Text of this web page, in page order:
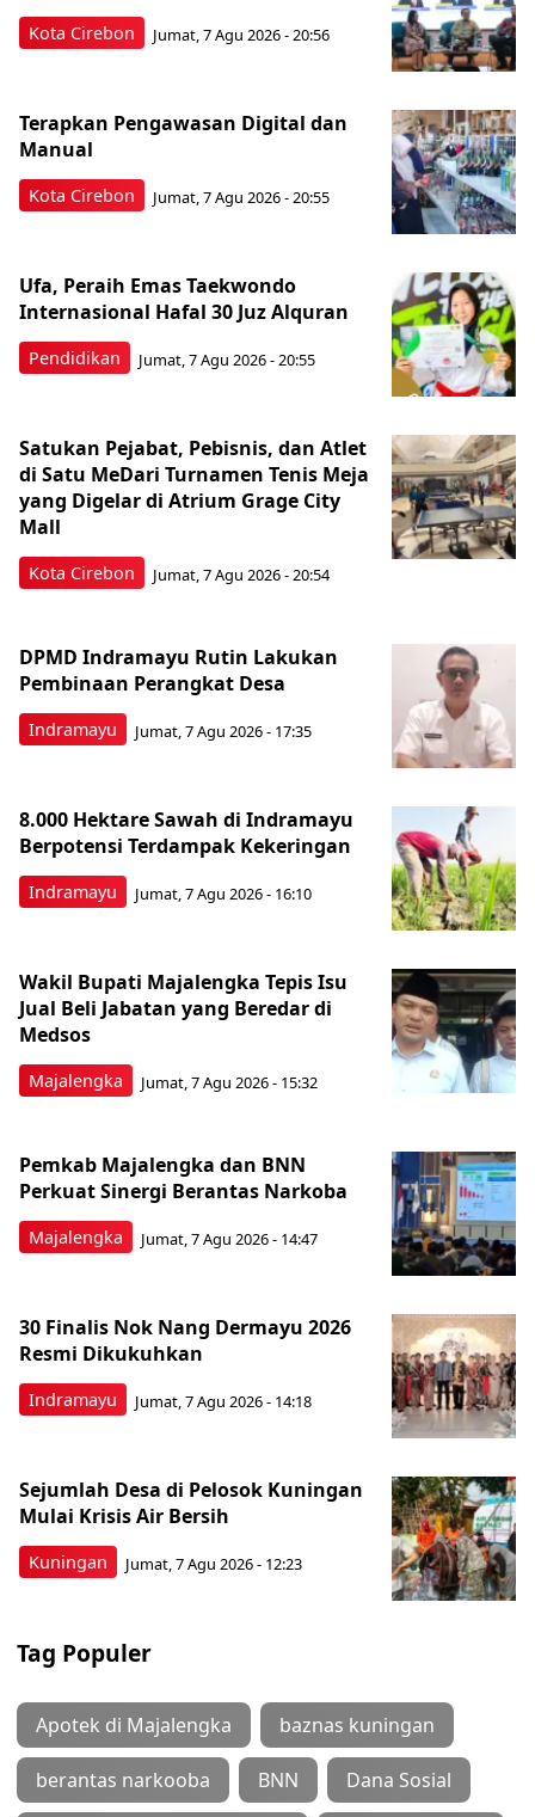
Kota Cirebon Jumat, 7 Agu 2026 - 20:56
Kota Cirebon
Terapkan Pengawasan Digital dan
Manual
Jumat, 7 Agu 2026 - 20:55
Pendidikan
Ufa, Peraih Emas Taekwondo
Internasional Hafal 30 Juz Alquran
Jumat, 7 Agu 2026 - 20:55
Kota Cirebon
Satukan Pejabat, Pebisnis, dan Atlet
di Satu MeDari Turnamen Tenis Meja
yang Digelar di Atrium Grage City
Mall
Jumat, 7 Agu 2026 - 20:54
Indramayu
DPMD Indramayu Rutin Lakukan
Pembinaan Perangkat Desa
Jumat, 7 Agu 2026 - 17:35
Indramayu
8.000 Hektare Sawah di Indramayu
Berpotensi Terdampak Kekeringan
Jumat, 7 Agu 2026 - 16:10
Majalengka
Wakil Bupati Majalengka Tepis Isu
Jual Beli Jabatan yang Beredar di
Medsos
Jumat, 7 Agu 2026 - 15:32
Majalengka
Pemkab Majalengka dan BNN
Perkuat Sinergi Berantas Narkoba
Jumat, 7 Agu 2026 - 14:47
Indramayu
30 Finalis Nok Nang Dermayu 2026
Resmi Dikukuhkan
Jumat, 7 Agu 2026 - 14:18
Kuningan
Sejumlah Desa di Pelosok Kuningan
Mulai Krisis Air Bersih
Jumat, 7 Agu 2026 - 12:23
Tag Populer
Apotek di Majalengka baznas kuningan
berantas narkooba BNN Dana Sosial